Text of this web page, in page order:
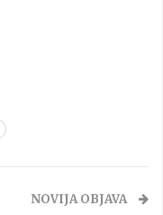
NOVIJA OBJAVA